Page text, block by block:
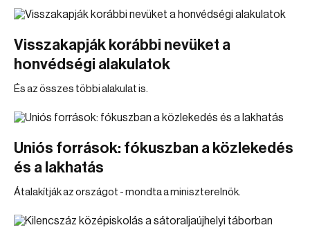
Visszakapják korábbi nevüket a
honvédségi alakulatok
És az összes többi alakulat is.
Uniós források: fókuszban a közlekedés
és a lakhatás
Átalakítják az országot - mondta a miniszterelnök.